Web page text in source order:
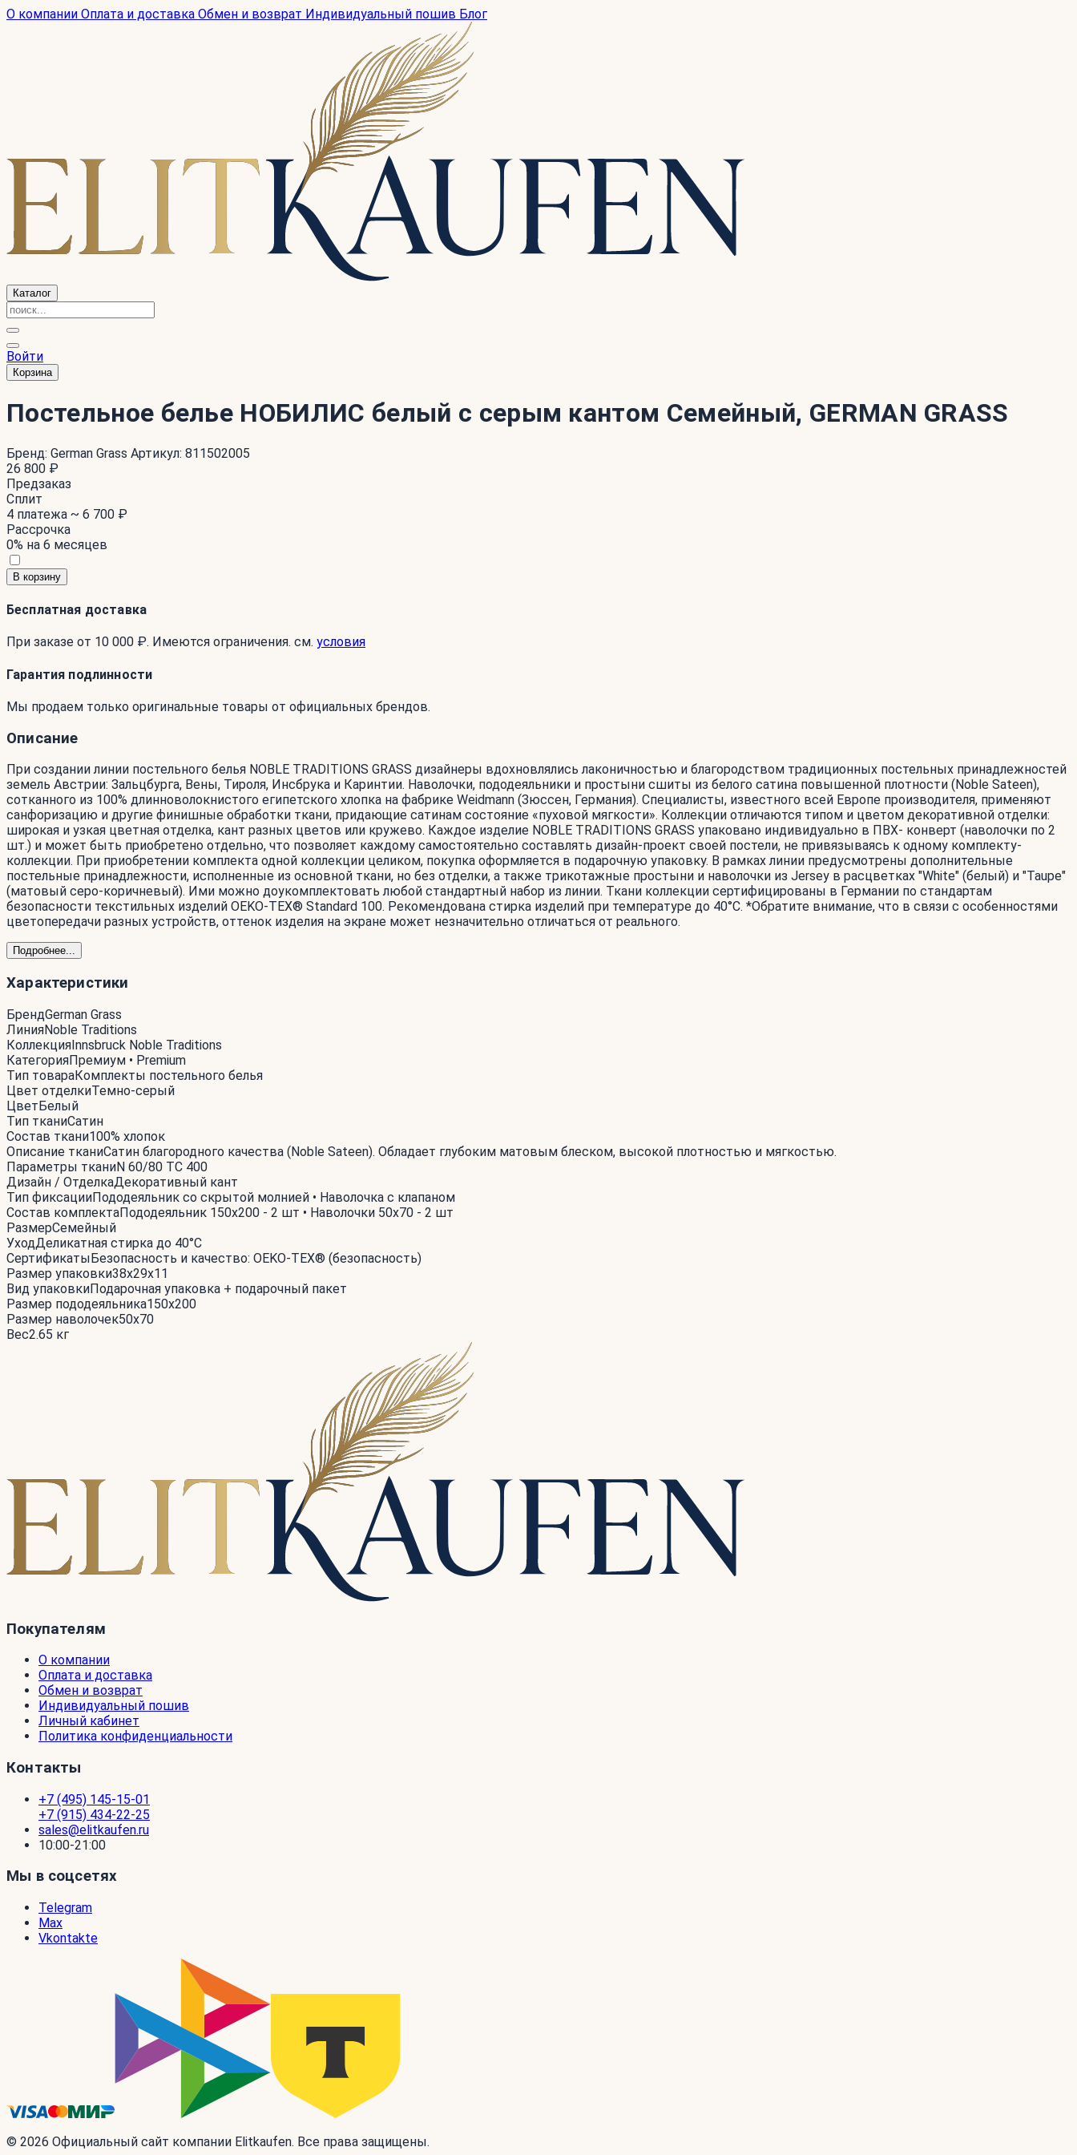
О компании Оплата и доставка Обмен и возврат Индивидуальный пошив Блог
Каталог
Войти
Корзина
Постельное белье НОБИЛИС белый с серым кантом Семейный, GERMAN GRASS
Бренд: German Grass Артикул: 811502005
26 800 ₽
Предзаказ
Сплит
4 платежа ~ 6 700 ₽
Рассрочка
0% на 6 месяцев
В корзину
Бесплатная доставка
При заказе от 10 000 ₽. Имеются ограничения. см. условия
Гарантия подлинности
Мы продаем только оригинальные товары от официальных брендов.
Описание
При создании линии постельного белья NOBLE TRADITIONS GRASS дизайнеры вдохновлялись лаконичностью и благородством традиционных постельных принадлежностей
земель Австрии: Зальцбурга, Вены, Тироля, Инсбрука и Каринтии. Наволочки, пододеяльники и простыни сшиты из белого сатина повышенной плотности (Noble Sateen),
сотканного из 100% длинноволокнистого египетского хлопка на фабрике Weidmann (Зюссен, Германия). Специалисты, известного всей Европе производителя, применяют
санфоризацию и другие финишные обработки ткани, придающие сатинам состояние «пуховой мягкости». Коллекции отличаются типом и цветом декоративной отделки:
широкая и узкая цветная отделка, кант разных цветов или кружево. Каждое изделие NOBLE TRADITIONS GRASS упаковано индивидуально в ПВХ- конверт (наволочки по 2
шт.) и может быть приобретено отдельно, что позволяет каждому самостоятельно составлять дизайн-проект своей постели, не привязываясь к одному комплекту-
коллекции. При приобретении комплекта одной коллекции целиком, покупка оформляется в подарочную упаковку. В рамках линии предусмотрены дополнительные
постельные принадлежности, исполненные из основной ткани, но без отделки, а также трикотажные простыни и наволочки из Jersey в расцветках "White" (белый) и "Taupe"
(матовый серо-коричневый). Ими можно доукомплектовать любой стандартный набор из линии. Ткани коллекции сертифицированы в Германии по стандартам
безопасности текстильных изделий OEKO-TEX® Standard 100. Рекомендована стирка изделий при температуре до 40°С. *Обратите внимание, что в связи с особенностями
цветопередачи разных устройств, оттенок изделия на экране может незначительно отличаться от реального.
Подробнее...
Характеристики
БрендGerman Grass
ЛинияNoble Traditions
КоллекцияInnsbruck Noble Traditions
КатегорияПремиум • Premium
Тип товараКомплекты постельного белья
Цвет отделкиТемно-серый
ЦветБелый
Тип тканиСатин
Состав ткани100% хлопок
Описание тканиСатин благородного качества (Noble Sateen). Обладает глубоким матовым блеском, высокой плотностью и мягкостью.
Параметры тканиN 60/80 TC 400
Дизайн / ОтделкаДекоративный кант
Тип фиксацииПододеяльник со скрытой молнией • Наволочка с клапаном
Состав комплектаПододеяльник 150x200 - 2 шт • Наволочки 50x70 - 2 шт
РазмерСемейный
УходДеликатная стирка до 40°С
СертификатыБезопасность и качество: OEKO-TEX® (безопасность)
Размер упаковки38x29x11
Вид упаковкиПодарочная упаковка + подарочный пакет
Размер пододеяльника150x200
Размер наволочек50x70
Вес2.65 кг
Покупателям
О компании
Оплата и доставка
Обмен и возврат
Индивидуальный пошив
Личный кабинет
Политика конфиденциальности
Контакты
+7 (495) 145-15-01
+7 (915) 434-22-25
sales@elitkaufen.ru
10:00-21:00
Мы в соцсетях
Telegram
Max
Vkontakte
© 2026 Официальный сайт компании Elitkaufen. Все права защищены.